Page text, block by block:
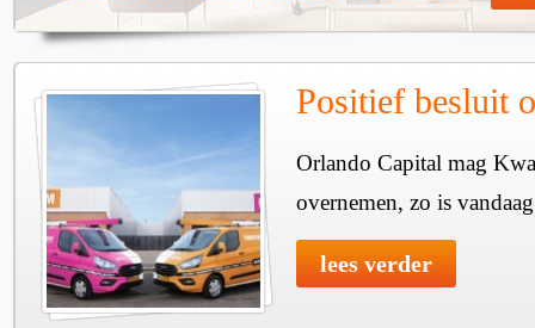
Positief besluit
Orlando Capital mag
overnemen, zo is
lees verder